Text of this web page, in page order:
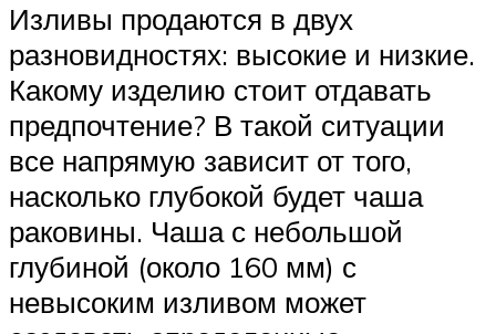
Изливы продаются в двух
разновидностях: высокие и низкие.
Какому изделию стоит отдавать
предпочтение? В такой ситуации
все напрямую зависит от того,
насколько глубокой будет чаша
раковины. Чаша с небольшой
глубиной (около 160 мм) с
невысоким изливом может